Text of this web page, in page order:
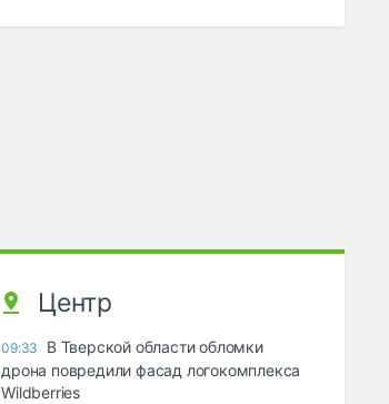
Центр
09:33
В Тверской области обломки
дрона повредили фасад логокомплекса
Wildberries